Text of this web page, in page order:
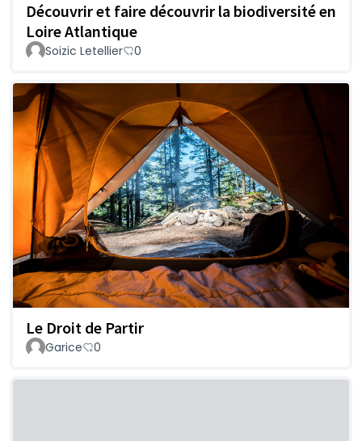
Découvrir et faire découvrir la biodiversité en
Loire Atlantique
Soizic Letellier 0
Le Droit de Partir
Garice 0